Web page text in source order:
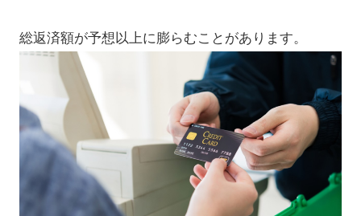
総返済額が予想以上に膨らむことがあります。